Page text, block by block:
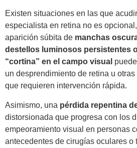
Existen situaciones en las que
especialista en retina no es
aparición súbita de manchas
destellos luminosos persistentes
“cortina” en el campo visual
un desprendimiento de retina u
que requieren intervención rápida.
Asimismo, una pérdida repentina
distorsionada que progresa con los
empeoramiento visual en personas
antecedentes de cirugías oculares o